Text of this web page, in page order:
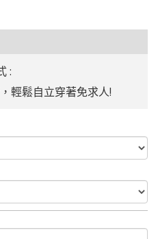
:
輕鬆自立穿著免求人!